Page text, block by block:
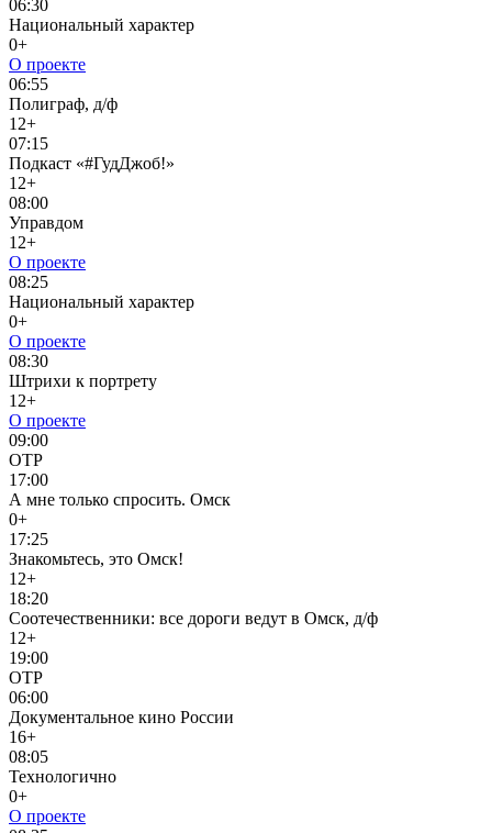
06:30
Национальный характер
0+
О проекте
06:55
Полиграф, д/ф
12+
07:15
Подкаст «#ГудДжоб!»
12+
08:00
Управдом
12+
О проекте
08:25
Национальный характер
0+
О проекте
08:30
Штрихи к портрету
12+
О проекте
09:00
ОТР
17:00
А мне только спросить. Омск
0+
17:25
Знакомьтесь, это Омск!
12+
18:20
Соотечественники: все дороги ведут в Омск, д/ф
12+
19:00
ОТР
06:00
Документальное кино России
16+
08:05
Технологично
0+
О проекте